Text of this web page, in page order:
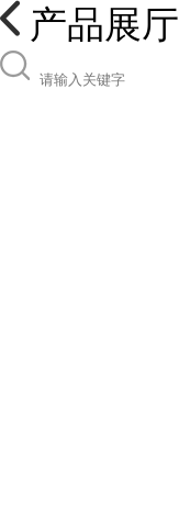
产品展厅